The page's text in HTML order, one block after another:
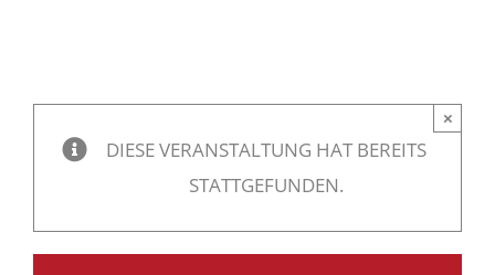
DIESE VERANSTALTUNG HAT BEREITS
STATTGEFUNDEN.
×